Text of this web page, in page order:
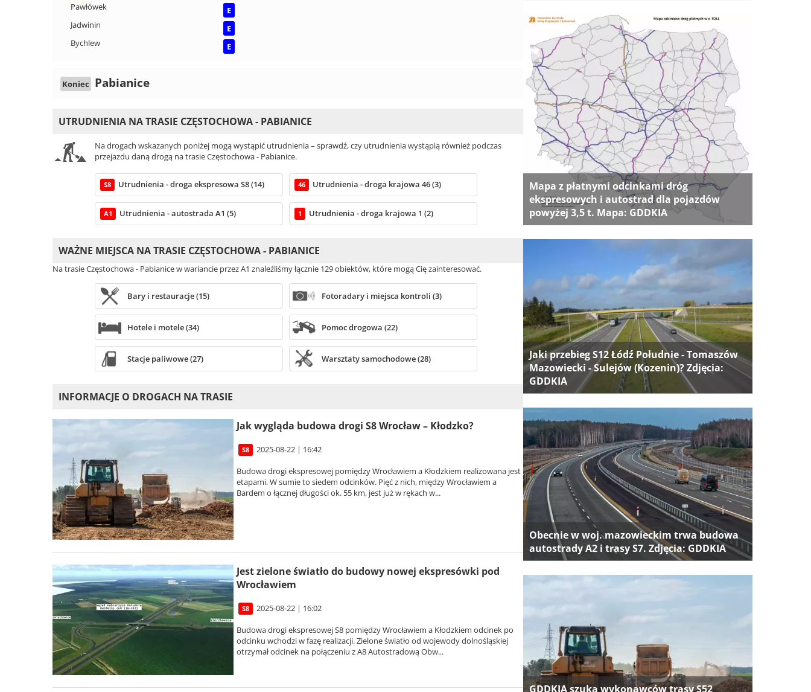
Pawłówek
E
Jadwinin
E
Bychlew
E
Koniec Pabianice
UTRUDNIENIA NA TRASIE CZĘSTOCHOWA - PABIANICE
Na drogach wskazanych poniżej mogą wystąpić utrudnienia – sprawdź, czy utrudnienia wystąpią również podczas
przejazdu daną drogą na trasie Częstochowa - Pabianice.
S8 Utrudnienia - droga ekspresowa S8 (14) 46 Utrudnienia - droga krajowa 46 (3)
A1 Utrudnienia - autostrada A1 (5) 1 Utrudnienia - droga krajowa 1 (2)
WAŻNE MIEJSCA NA TRASIE CZĘSTOCHOWA - PABIANICE
Na trasie Częstochowa - Pabianice w wariancie przez A1 znaleźliśmy łącznie 129 obiektów, które mogą Cię zainteresować.
Bary i restauracje (15) Fotoradary i miejsca kontroli (3)
Hotele i motele (34) Pomoc drogowa (22)
Stacje paliwowe (27) Warsztaty samochodowe (28)
INFORMACJE O DROGACH NA TRASIE
Jak wygląda budowa drogi S8 Wrocław – Kłodzko?
S8 2025-08-22 | 16:42
Budowa drogi ekspresowej pomiędzy Wrocławiem a Kłodzkiem realizowana jest
etapami. W sumie to siedem odcinków. Pięć z nich, między Wrocławiem a
Bardem o łącznej długości ok. 55 km, jest już w rękach w...
Jest zielone światło do budowy nowej ekspresówki pod
Wrocławiem
S8 2025-08-22 | 16:02
Budowa drogi ekspresowej S8 pomiędzy Wrocławiem a Kłodzkiem odcinek po
odcinku wchodzi w fazę realizacji. Zielone światło od wojewody dolnośląskiej
otrzymał odcinek na połączeniu z A8 Autostradową Obw...
Mapa z płatnymi odcinkami dróg
ekspresowych i autostrad dla pojazdów
powyżej 3,5 t. Mapa: GDDKIA
Jaki przebieg S12 Łódź Południe - Tomaszów
Mazowiecki - Sulejów (Kozenin)? Zdjęcia:
GDDKIA
Obecnie w woj. mazowieckim trwa budowa
autostrady A2 i trasy S7. Zdjęcia: GDDKIA
GDDKIA szuka wykonawców trasy S52